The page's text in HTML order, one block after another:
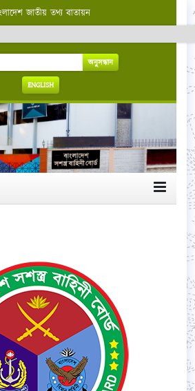
জাতীয় তথ্য বাতায়ন
অনুসন্ধান
ENGLISH